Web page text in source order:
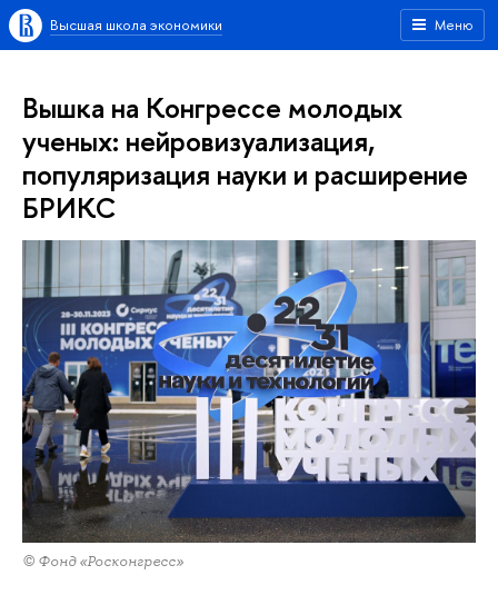
Меню
Высшая школа экономики
Вышка на Конгрессе молодых
ученых: нейровизуализация,
популяризация науки и расширение
БРИКС
© Фонд «Росконгресс»